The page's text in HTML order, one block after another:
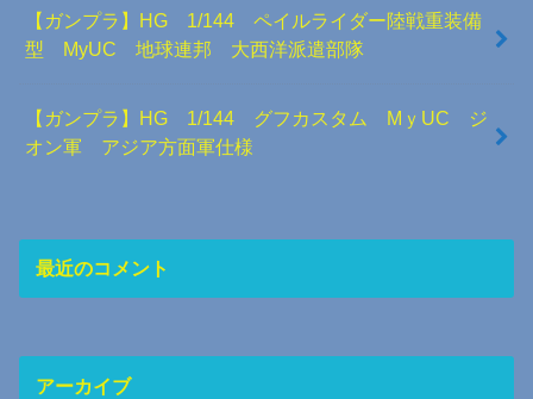
【ガンプラ】HG 1/144 ペイルライダー陸戦重装備
型 MyUC 地球連邦 大西洋派遣部隊
【ガンプラ】HG 1/144 グフカスタム MｙUC ジ
オン軍 アジア方面軍仕様
最近のコメント
アーカイブ